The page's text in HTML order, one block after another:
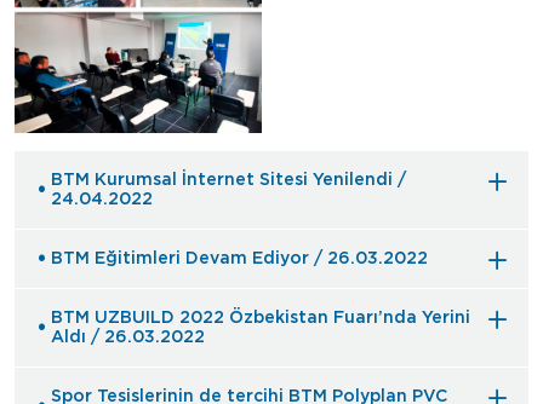
BTM Kurumsal İnternet Sitesi Yenilendi /
24.04.2022
BTM Eğitimleri Devam Ediyor / 26.03.2022
BTM UZBUILD 2022 Özbekistan Fuarı’nda Yerini
Aldı / 26.03.2022
Spor Tesislerinin de tercihi BTM Polyplan PVC